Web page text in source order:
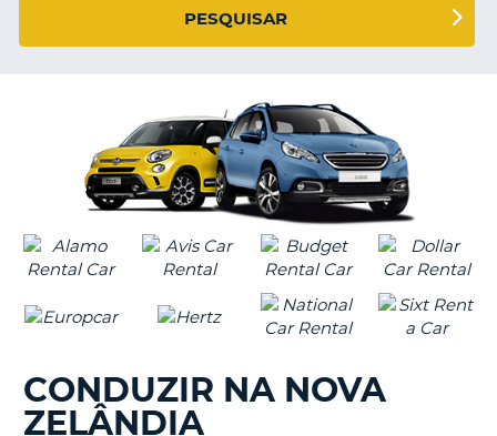
PESQUISAR
CONDUZIR NA NOVA
ZELÂNDIA